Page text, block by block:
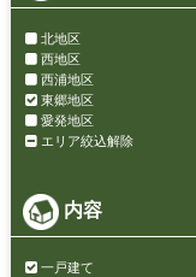
北地区
西地区
西浦地区
東郷地区
愛発地区
エリア絞込解除
内容
一戸建て